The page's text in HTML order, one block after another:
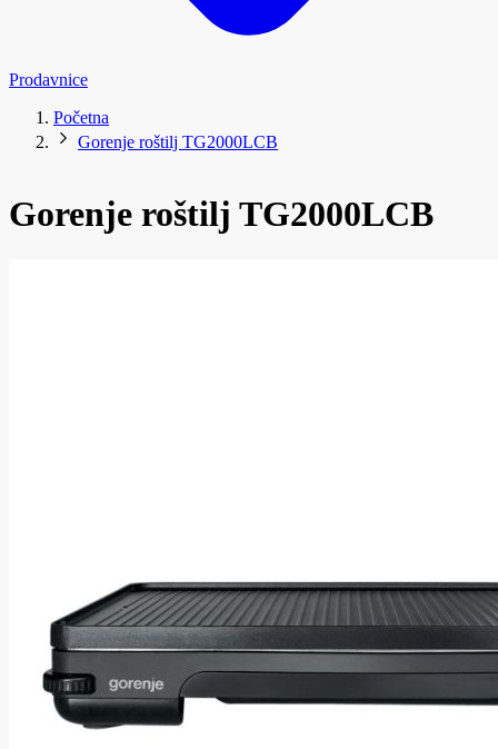
Prodavnice
Početna
Gorenje roštilj TG2000LCB
Gorenje roštilj TG2000LCB